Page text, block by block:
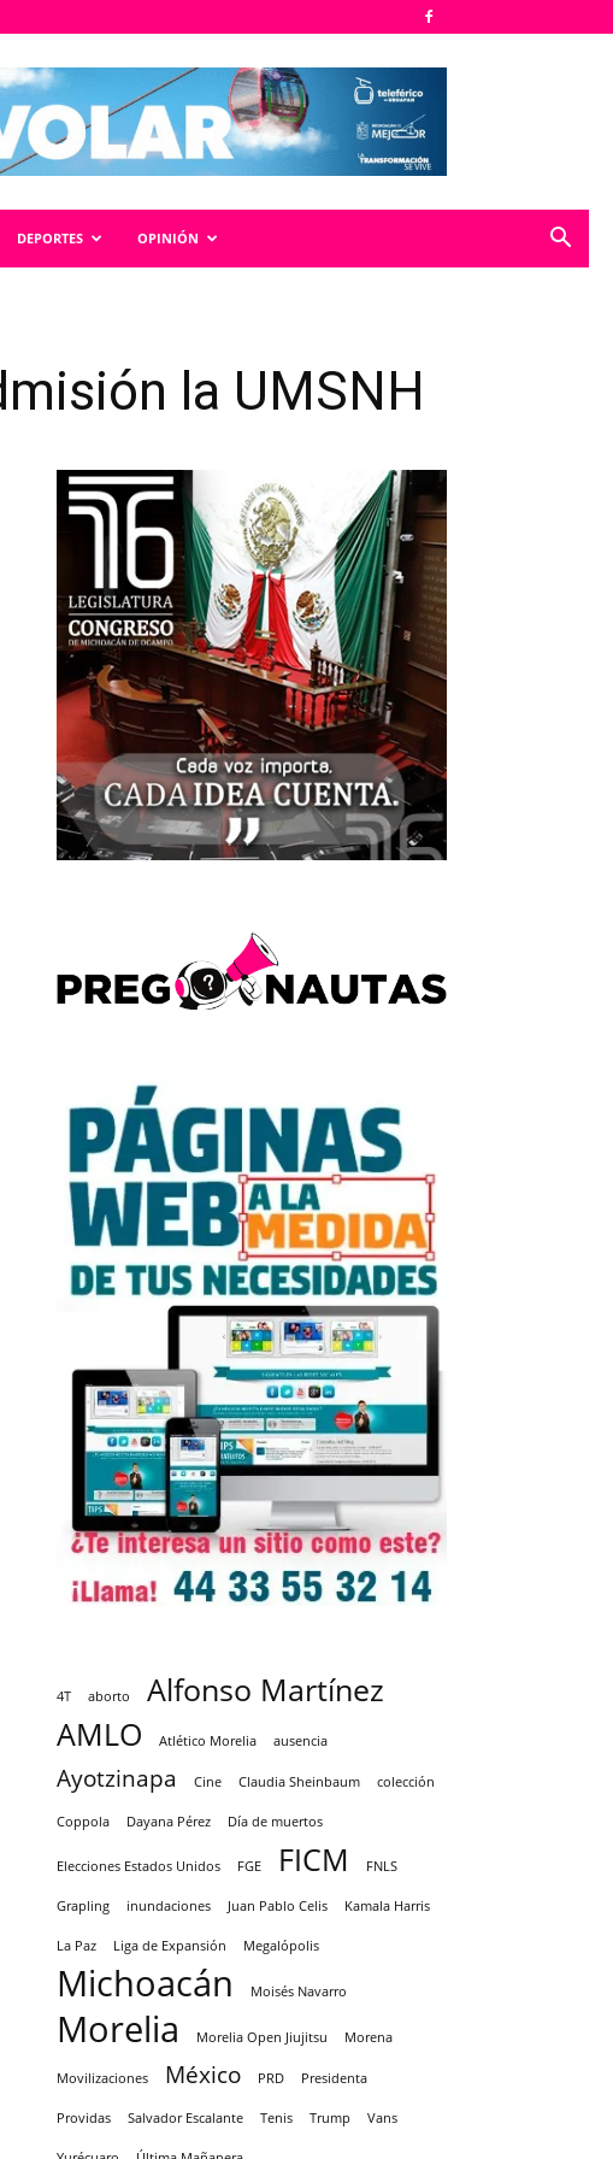
DEPORTES OPINIÓN
la UMSNH
4T aborto
Alfonso Martínez
AMLO
Atlético Morelia ausencia
Ayotzinapa Cine Claudia Sheinbaum colección
Coppola Dayana Pérez Día de muertos
Elecciones Estados Unidos FGE FICM FNLS
Grapling inundaciones Juan Pablo Celis Kamala Harris
La Paz Liga de Expansión Megalópolis
Michoacán Moisés Navarro
Morelia Morelia Open Jiujitsu Morena
Movilizaciones México PRD Presidenta
Providas Salvador Escalante Tenis Trump Vans